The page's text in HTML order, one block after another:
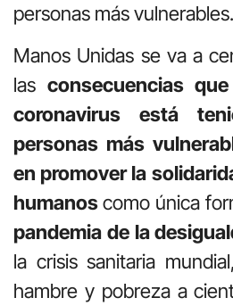
personas más vulnerables.
Manos Unidas se va a
las consecuencias
coronavirus está
personas más
en promover la
humanoscomo única
pandemia de la
la crisis sanitaria
hambre y pobreza a